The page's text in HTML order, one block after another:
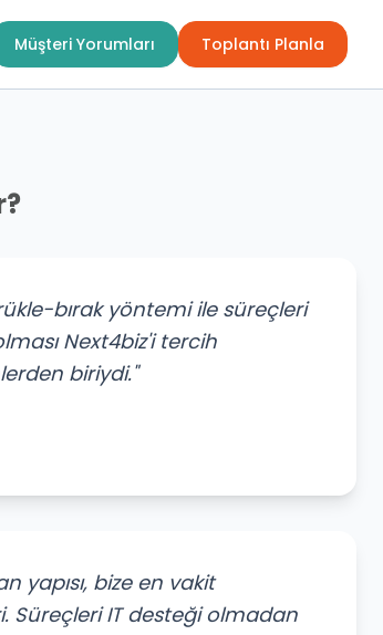
Müşteri Yorumları Toplantı Planla
bırak yöntemi ile süreçleri
Next4biz'i tercih
biriydi."
yapısı, bize en vakit
Süreçleri IT desteği olmadan